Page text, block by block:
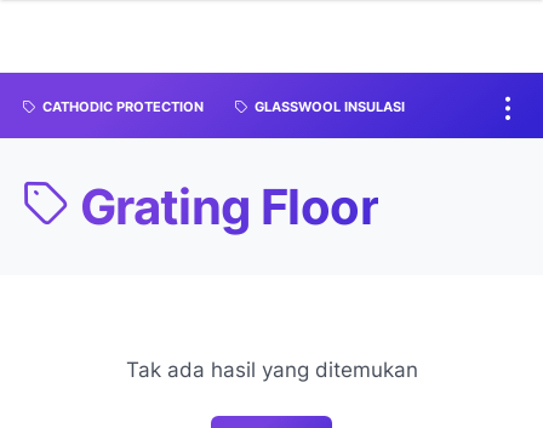
CATHODIC PROTECTION GLASSWOOL INSULASI
Grating Floor
Tak ada hasil yang ditemukan